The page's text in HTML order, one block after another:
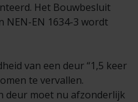
Het Bouwbesluit
NEN-EN 1634-3 wordt
van een deur “1,5 keer
te vervallen.
deur moet nu afzonderlijk